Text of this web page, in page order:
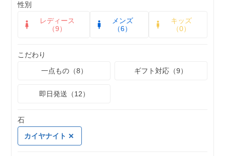
性別
レディース
（9）
メンズ
（6）
キッズ
（0）
こだわり
一点もの（8）
ギフト対応（9）
即日発送（12）
石
カイヤナイト